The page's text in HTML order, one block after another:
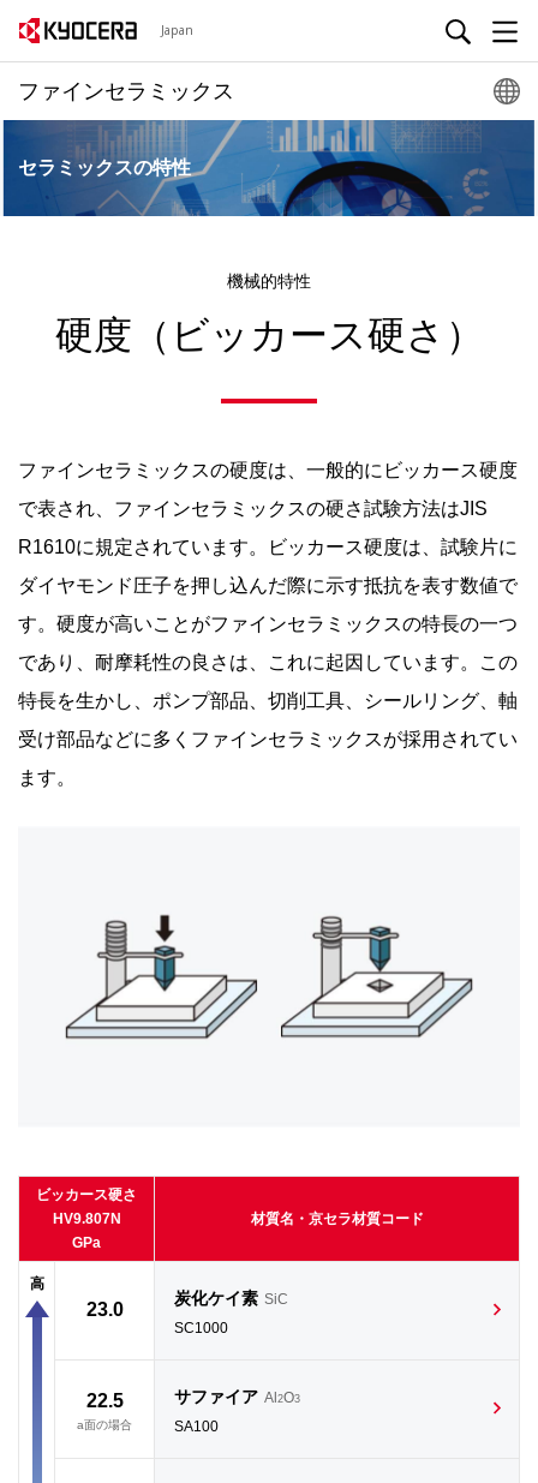
Japan
ファインセラミックス
セラミックスの特性
機械的特性
硬度（ビッカース硬さ）
ファインセラミックスの硬度は、一般的にビッカース硬度
で表され、ファインセラミックスの硬さ試験方法はJIS
R1610に規定されています。ビッカース硬度は、試験片に
ダイヤモンド圧子を押し込んだ際に示す抵抗を表す数値で
す。硬度が高いことがファインセラミックスの特長の一つ
であり、耐摩耗性の良さは、これに起因しています。この
特長を生かし、ポンプ部品、切削工具、シールリング、軸
受け部品などに多くファインセラミックスが採用されてい
ます。
ビッカース硬さ
HV9.807N
GPa
材質名・京セラ材質コード
高
23.0
炭化ケイ素 SiC
SC1000
22.5
a面の場合
サファイア Al2O3
SA100